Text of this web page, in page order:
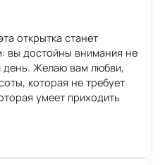
открытка станет
вы достойны внимания не
день. Желаю вам любви,
которая не требует
умеет приходить